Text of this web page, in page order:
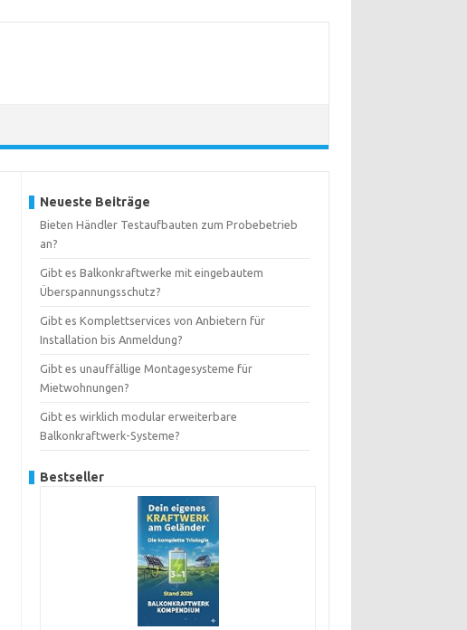
Neueste Beiträge
Bieten Händler Testaufbauten zum Probebetrieb
an?
Gibt es Balkonkraftwerke mit eingebautem
Überspannungsschutz?
Gibt es Komplettservices von Anbietern für
Installation bis Anmeldung?
Gibt es unauffällige Montagesysteme für
Mietwohnungen?
Gibt es wirklich modular erweiterbare
Balkonkraftwerk-Systeme?
Bestseller